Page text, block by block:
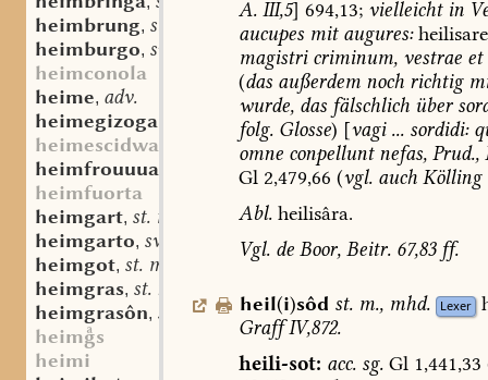
heimbrung, st. m.
heimburgo, sw. m.
heimconola
heime, adv.
heimegizogan
heimescidwar
heimfrouuua
heimfuorta
heimgart, st. m.
heimgarto, sw. m.
heimgot, st. m.
heimgras, st. n.
heimgrasôn, sw. v.
heims
heimi
A.III,5] 694,13; vielleichtin
aucupesmit augures:heilisare
magistricriminum,vestraeet
(dasaußerdemnochrichtig
wurde,dasfälschlichüber
folg. Glosse) [vagi...sordidi:
omneconpellunt nefas,Prud.,
Gl2,479,66 (vgl.auchKölling
Abl.heilisâra.
Vgl.deBoor,Beitr.67,83ff.
heil(i)sôd st. m., mhd. Lexer
GraffIV,872.
heili-sot: acc.sg.Gl1,441,33